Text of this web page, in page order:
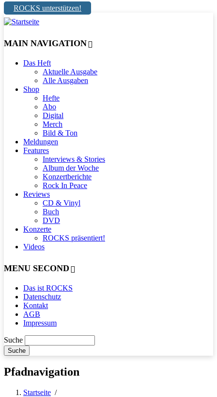
ROCKS unterstützen!
MAIN NAVIGATION
Das Heft
Aktuelle Ausgabe
Alle Ausgaben
Shop
Hefte
Abo
Digital
Merch
Bild & Ton
Meldungen
Features
Interviews & Stories
Album der Woche
Konzertberichte
Rock In Peace
Reviews
CD & Vinyl
Buch
DVD
Konzerte
ROCKS präsentiert!
Videos
MENU SECOND
Das ist ROCKS
Datenschutz
Kontakt
AGB
Impressum
Suche
Pfadnavigation
Startseite /